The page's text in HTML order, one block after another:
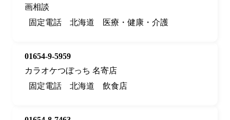
画相談
固定電話
北海道 医療・健康・介護
01654-9-5959
カラオケつぼっち 名寄店
固定電話
北海道 飲食店